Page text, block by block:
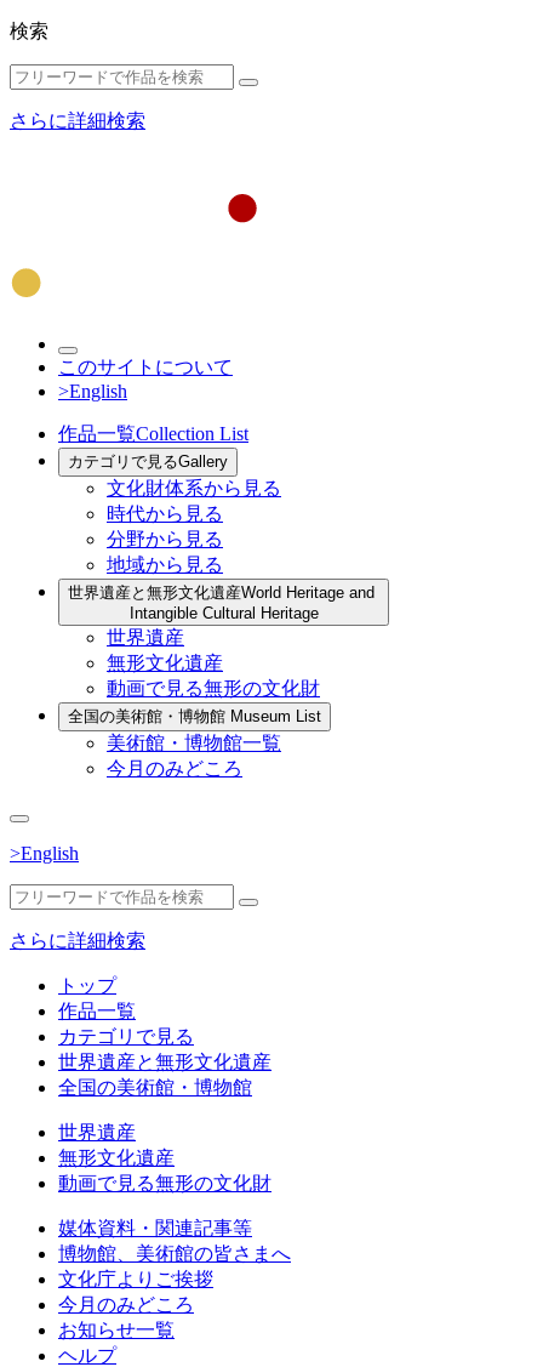
検索
さらに詳細検索
このサイトについて
>English
作品一覧Collection List
カテゴリで見るGallery
文化財体系から見る
時代から見る
分野から見る
地域から見る
世界遺産と無形文化遺産World Heritage and
Intangible Cultural Heritage
世界遺産
無形文化遺産
動画で見る無形の文化財
全国の美術館・博物館 Museum List
美術館・博物館一覧
今月のみどころ
>English
さらに詳細検索
トップ
作品一覧
カテゴリで見る
世界遺産と無形文化遺産
全国の美術館・博物館
世界遺産
無形文化遺産
動画で見る無形の文化財
媒体資料・関連記事等
博物館、美術館の皆さまへ
文化庁よりご挨拶
今月のみどころ
お知らせ一覧
ヘルプ